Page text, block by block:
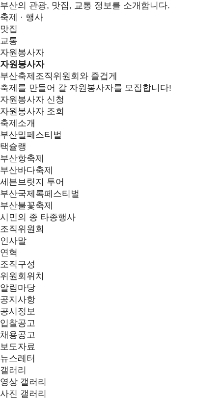
부산의 관광, 맛집, 교통 정보를 소개합니다.
축제 · 행사
맛집
교통
자원봉사자
자원봉사자
부산축제조직위원회와 즐겁게
축제를 만들어 갈 자원봉사자를 모집합니다!
자원봉사자 신청
자원봉사자 조회
축제소개
부산밀페스티벌
택슐랭
부산항축제
부산바다축제
세븐브릿지 투어
부산국제록페스티벌
부산불꽃축제
시민의 종 타종행사
조직위원회
인사말
연혁
조직구성
위원회위치
알림마당
공지사항
공시정보
입찰공고
채용공고
보도자료
뉴스레터
갤러리
영상 갤러리
사진 갤러리